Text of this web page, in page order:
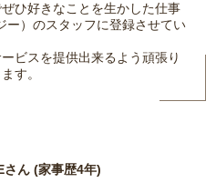
ひ好きなことを生かした仕事
ー）のスタッフに登録させてい
ビスを提供出来るよう頑張り
す。
さん (家事歴4年)